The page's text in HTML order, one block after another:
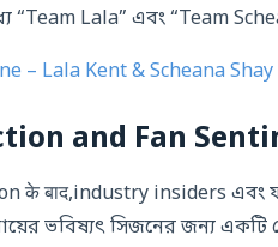
“Team Lala” এবং “Team
– Lala Kent & Scheana
and Fan
बाद,industry insiders এবং
ভবিষ্যৎ সিজনের জন্য